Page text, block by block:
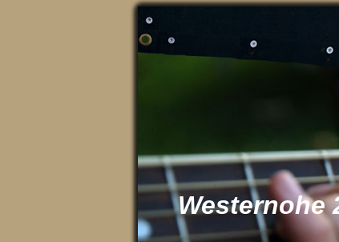
Westernohe